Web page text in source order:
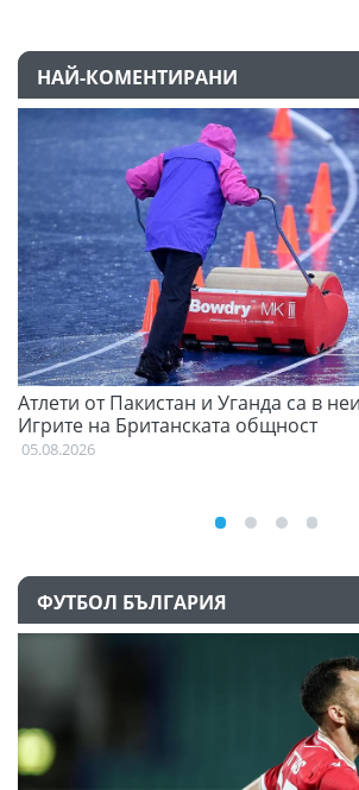
НАЙ-КОМЕНТИРАНИ
Атлети от Пакистан и Уганда са в
Игрите на Британската общност
05.08.2026
ФУТБОЛ БЪЛГАРИЯ